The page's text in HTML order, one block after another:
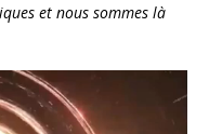
et nous sommes là